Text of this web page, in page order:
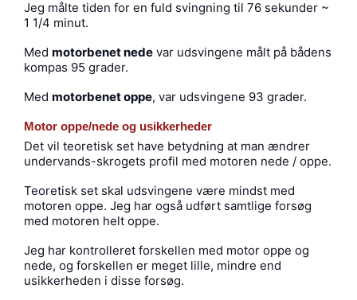
Jeg målte tiden for en fuld svingning til 76 sekunder ~
1 1/4 minut.
Med motorbenet nede var udsvingene målt på bådens
kompas 95 grader.
Med motorbenet oppe, var udsvingene 93 grader.
Motor oppe/nede og usikkerheder
Det vil teoretisk set have betydning at man ændrer
undervands-skrogets profil med motoren nede / oppe.
Teoretisk set skal udsvingene være mindst med
motoren oppe. Jeg har også udført samtlige forsøg
med motoren helt oppe.
Jeg har kontrolleret forskellen med motor oppe og
nede, og forskellen er meget lille, mindre end
usikkerheden i disse forsøg.